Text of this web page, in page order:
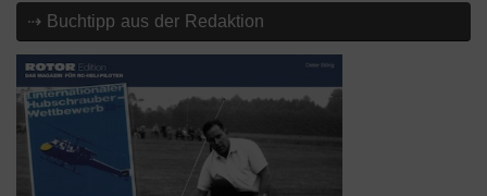
⇢ Buchtipp aus der Redaktion